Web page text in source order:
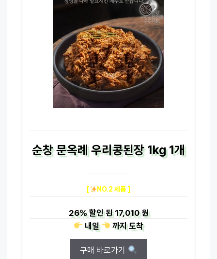
순창 문옥례 우리콩된장 1kg 1개
[ NO.2 제품 ]
26%할인 된17,010 원
내일
까지도착
구매 바로가기